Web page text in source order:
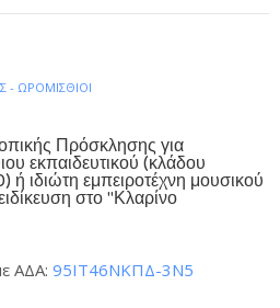
- ΩΡΟΜΊΣΘΙΟΙ
Πρόσκλησης για
εκπαιδευτικού (κλάδου
ιδιώτη εμπειροτέχνη μουσικού
στο "Κλαρίνο
ΑΔΑ: 95ΙΤ46ΝΚΠΔ-3Ν5